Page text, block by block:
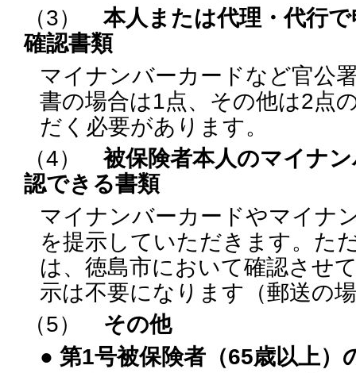
（3） 本人または代理・代行
確認書類
マイナンバーカードなど官公
書の場合は1点、その他は2点
だく必要があります。
（4）被保険者本人のマイナ
認できる書類
マイナンバーカードやマイナ
を提示していただきます。た
は、徳島市において確認させ
示は不要になります（郵送の
（5） その他
● 第1号被保険者（65歳以上）